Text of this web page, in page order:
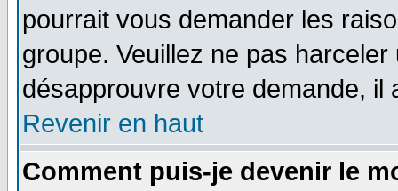
pourrait vous demander les
groupe. Veuillez ne pas
désapprouvre votre demande, il
Revenir en haut
Comment puis-je devenir le